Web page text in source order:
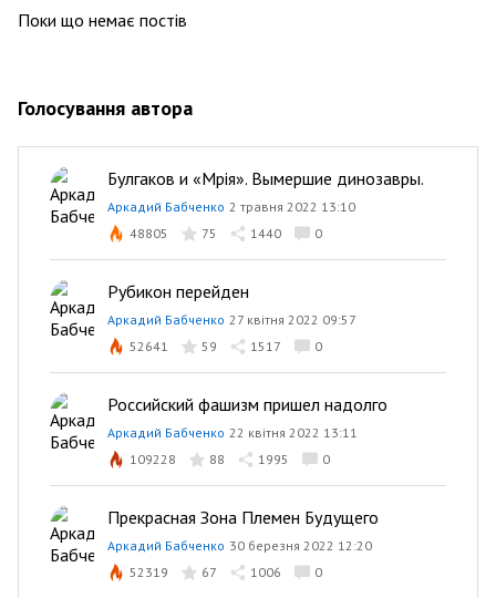
Поки що немає постів
Голосування автора
Булгаков и «Мрiя». Вымершие динозавры.
Аркадий Бабченко 2 травня 2022 13:10
48805
75 1440 0
Рубикон перейден
Аркадий Бабченко 27 квітня 2022 09:57
52641
59 1517 0
Российский фашизм пришел надолго
Аркадий Бабченко 22 квітня 2022 13:11
109228
88 1995 0
Прекрасная Зона Племен Будущего
Аркадий Бабченко 30 березня 2022 12:20
52319
67 1006 0